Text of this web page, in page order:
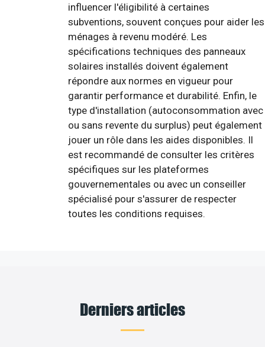
influencer l'éligibilité à certaines
subventions, souvent conçues pour aider les
ménages à revenu modéré. Les
spécifications techniques des panneaux
solaires installés doivent également
répondre aux normes en vigueur pour
garantir performance et durabilité. Enfin, le
type d'installation (autoconsommation avec
ou sans revente du surplus) peut également
jouer un rôle dans les aides disponibles. Il
est recommandé de consulter les critères
spécifiques sur les plateformes
gouvernementales ou avec un conseiller
spécialisé pour s'assurer de respecter
toutes les conditions requises.
Derniers articles